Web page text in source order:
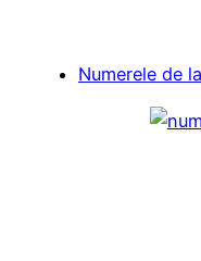
Numerele de